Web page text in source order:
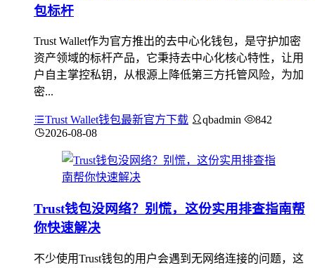
包标杆
Trust Wallet作为官方推出的去中心化钱包，是守护加密
资产领域的标杆产品，它秉持去中心化核心特性，让用
户自主掌控私钥，从根源上降低第三方托管风险，为加
密...
Trust Wallet钱包最新官方下载 qbadmin
842
2026-08-08
Trust钱包没网络？别慌，这份实用排查指南帮
你快速解决
不少使用Trust钱包的用户会遇到无网络连接的问题，这